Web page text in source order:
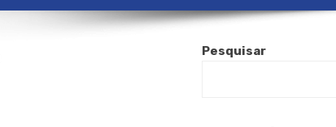
Pesquisar